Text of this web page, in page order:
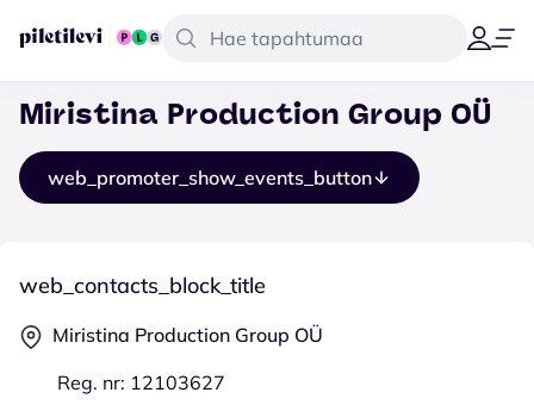
Miristina Production Group OÜ
web_promoter_show_events_button
web_contacts_block_title
Miristina Production Group OÜ
Reg. nr: 12103627